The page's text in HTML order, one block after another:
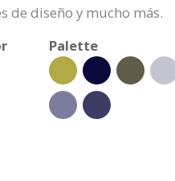
de diseño y mucho más.
Palette